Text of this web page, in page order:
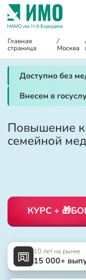
Главная
страница
/
Москва
Доступно без
Внесем в
Повышение
семейной
КУРС +
10 лет на рынке
15 000+